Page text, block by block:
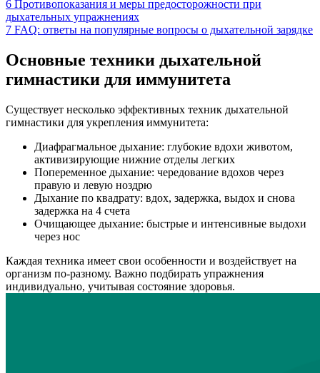
6 Противопоказания и меры предосторожности при
дыхательных упражнениях
7 FAQ: ответы на популярные вопросы о дыхательной зарядке
Основные техники дыхательной
гимнастики для иммунитета
Существует несколько эффективных техник дыхательной
гимнастики для укрепления иммунитета:
Диафрагмальное дыхание: глубокие вдохи животом,
активизирующие нижние отделы легких
Попеременное дыхание: чередование вдохов через
правую и левую ноздрю
Дыхание по квадрату: вдох, задержка, выдох и снова
задержка на 4 счета
Очищающее дыхание: быстрые и интенсивные выдохи
через нос
Каждая техника имеет свои особенности и воздействует на
организм по-разному. Важно подбирать упражнения
индивидуально, учитывая состояние здоровья.